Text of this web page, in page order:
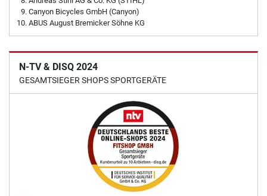
Canyon Bicycles GmbH (Canyon)
ABUS August Bremicker Söhne KG
N-TV & DISQ 2024
GESAMTSIEGER SHOPS SPORTGERÄTE